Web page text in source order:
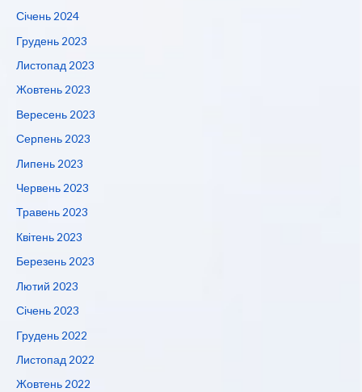
Січень 2024
Грудень 2023
Листопад 2023
Жовтень 2023
Вересень 2023
Серпень 2023
Липень 2023
Червень 2023
Травень 2023
Квітень 2023
Березень 2023
Лютий 2023
Січень 2023
Грудень 2022
Листопад 2022
Жовтень 2022